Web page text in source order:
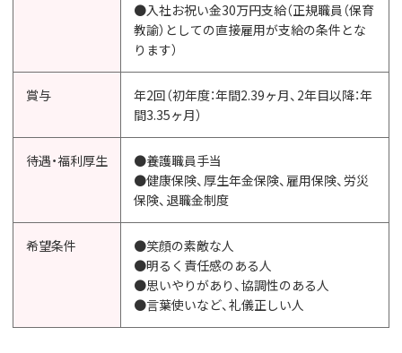
●入社お祝い金30万円支給（正規職員（保育
教諭）としての直接雇用が支給の条件とな
ります）
賞与
年2回（初年度：年間2.39ヶ月、2年目以降：年
間3.35ヶ月）
待遇・福利厚生
●養護職員手当
●健康保険、厚生年金保険、雇用保険、労災
保険、退職金制度
希望条件
●笑顔の素敵な人
●明るく責任感のある人
●思いやりがあり、協調性のある人
●言葉使いなど、礼儀正しい人